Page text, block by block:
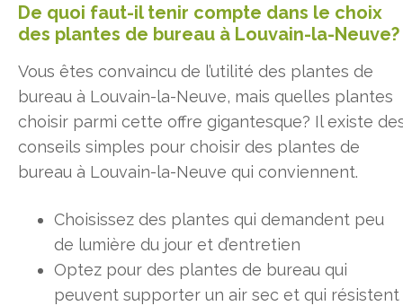
De quoi faut-il tenir compte dans le choix
des plantes de bureau à Louvain-la-Neuve?
Vous êtes convaincu de l’utilité des plantes de
bureau à Louvain-la-Neuve, mais quelles plantes
choisir parmi cette offre gigantesque? Il existe
conseils simples pour choisir des plantes de
bureau à Louvain-la-Neuve qui conviennent.
Choisissez des plantes qui demandent peu
de lumière du jour et d’entretien
Optez pour des plantes de bureau qui
peuvent supporter un air sec et qui résistent